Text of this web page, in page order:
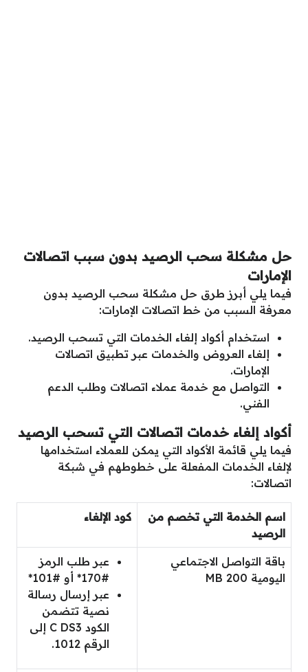
حل مشكلة سحب الرصيد بدون سبب اتصالات
الإمارات
فيما يلي أبرز طرق حل مشكلة سحب الرصيد بدون
معرفة السبب من خط اتصالات الإمارات:
استخدام أكواد إلغاء الخدمات التي تسحب الرصيد.
إلغاء العروض والخدمات عبر تطبيق اتصالات
الإمارات.
التواصل مع خدمة عملاء اتصالات وطلب الدعم
الفني.
أكواد إلغاء خدمات اتصالات التي تسحب الرصيد
فيما يلي قائمة الأكواد التي يمكن للعملاء استخدامها
لإلغاء الخدمات المفعلة على خطوطهم في شبكة
اتصالات:
اسم الخدمة التي تخصم من
الرصيد
كود الإلغاء
باقة التواصل الاجتماعي
اليومية 200 MB
عبر طلب الرمز
#170* أو #101*
عبر إرسال رسالة
نصية تتضمن
الكود C DS3 إلى
الرقم 1012.